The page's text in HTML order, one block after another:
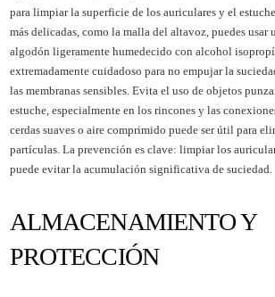
para limpiar la superficie de los auriculares y el
más delicadas, como la malla del altavoz, puedes usar
algodón ligeramente humedecido con alcohol
extremadamente cuidadoso para no empujar la
las membranas sensibles. Evita el uso de objetos
estuche, especialmente en los rincones y las
cerdas suaves o aire comprimido puede ser útil para
partículas. La prevención es clave: limpiar los
puede evitar la acumulación significativa de suciedad.
ALMACENAMIENTO Y
PROTECCIÓN